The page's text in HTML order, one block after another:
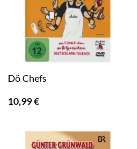
Dö Chefs
10,99€